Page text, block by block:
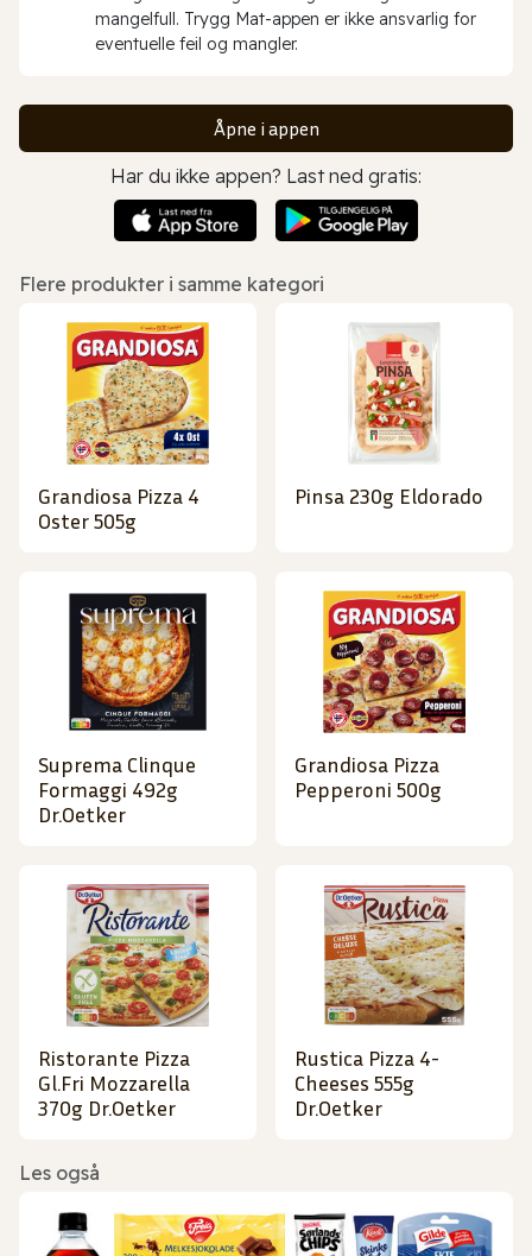
mangelfull. Trygg Mat-appen er ikke ansvarlig for
eventuelle feil og mangler.
Åpne i appen
Har du ikke appen? Last ned gratis:
Flere produkter i samme kategori
Grandiosa Pizza 4
Oster 505g
Pinsa 230g Eldorado
Suprema Clinque
Formaggi 492g
Dr.Oetker
Grandiosa Pizza
Pepperoni 500g
Ristorante Pizza
Gl.Fri Mozzarella
370g Dr.Oetker
Rustica Pizza 4-
Cheeses 555g
Dr.Oetker
Les også